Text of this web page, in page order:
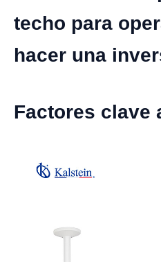
techo para
hacer una
Factores clave